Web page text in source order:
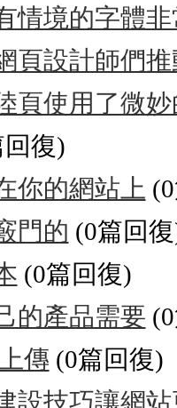
情境的字體
頁設計師們
頁使用了微
復)
你的網站上
門的 (0篇回
(0篇回復)
的產品需要
傳 (0篇回復)
設技巧讓網